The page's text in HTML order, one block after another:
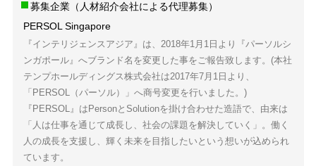
募集企業（人材紹介会社による代理募集）
PERSOL Singapore
『インテリジェンスアジア』は、2018年1月1日より『パーソルシ
ンガポール』へブランド名を変更した事をご報告致します。(本社
テンプホールディングス株式会社は2017年7月1日より、
「PERSOL（パーソル）」へ商号変更を行いました。)
『PERSOL』はPersonとSolutionを掛け合わせた造語で、由来は
「人は仕事を通じて成長し、社会の課題を解決していく」。働く
人の成長を支援し、輝く未来を目指したいという想いが込められ
ています。